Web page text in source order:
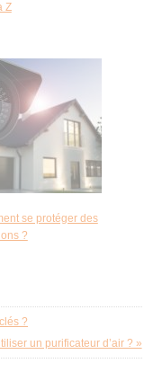
Z
se protéger des
?
?
un purificateur d’air ? »